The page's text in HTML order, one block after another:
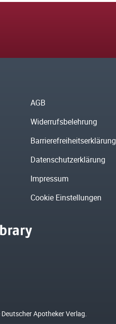
AGB
Widerrufsbelehrung
Barrierefreiheitserklärung
Datenschutzerklärung
Impressum
Cookie Einstellungen
Apotheker Verlag.